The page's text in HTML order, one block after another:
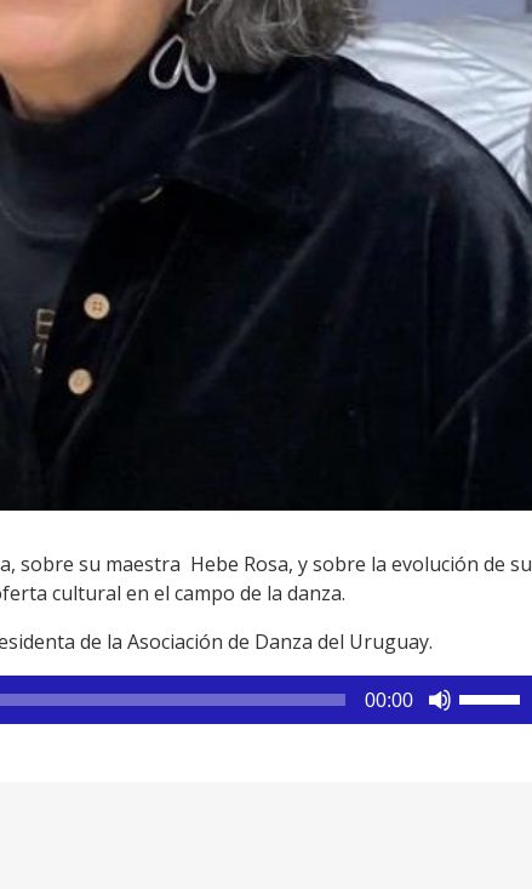
sobre su maestra Hebe Rosa, y sobre la evolución de su
cultural en el campo de la danza.
de la Asociación de Danza del Uruguay.
00:00